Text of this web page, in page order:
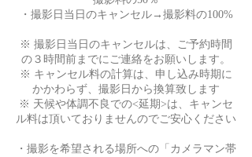
・撮影日当日のキャンセル→撮影料の100%
※ 撮影日当日のキャンセルは、ご予約時間
の３時間前までにご連絡をお願いします。
※ キャンセル料の計算は、申し込み時期に
かかわらず、撮影日から換算致します
※ 天候や体調不良での<延期>は、キャンセ
ル料は頂いておりませんのでご安心ください
・撮影を希望される場所への「カメラマン帯